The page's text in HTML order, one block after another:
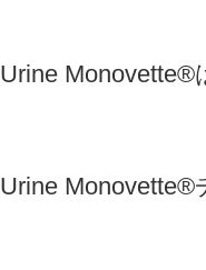
Urine Monovette®
Urine Monovette®